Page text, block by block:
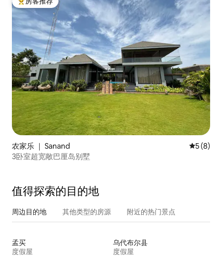
热门「房客推荐」
农家乐 ｜ Sanand 平均评分
5 (8)
3卧室超宽敞巴厘岛别墅
值得探索的目的地
周边目的地 其他类型的房源 附近的热门景点
孟买
度假屋
乌代布尔县
度假屋